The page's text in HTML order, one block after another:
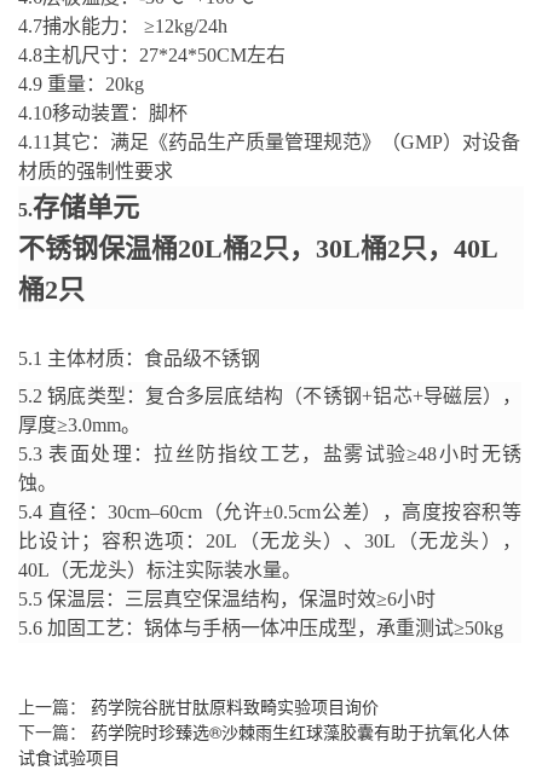
4.7捕水能力：
≥12kg/24h
4.8主机尺寸： 27*24*50CM左右
4.9 重量： 20kg
4.10移动装置：脚杯
4.11其它： 满足《药品生产质量管理规范》（GMP）对设备
材质的强制性要求
5.存储单元
不锈钢保温桶20L桶2只， 30L桶2只， 40L
桶2只
5.1 主体材质：食品级不锈钢
5.2锅底类型：复合多层底结构（不锈钢+铝芯+导磁层），
厚度≥3.0mm。
5.3表面处理：拉丝防指纹工艺，盐雾试验≥48小时无锈
蚀。
5.4 直径：30cm–60cm （允许±0.5cm公差），高度按容积等
比设计；容积选项： 20L （无龙头）、30L （无龙头），
40L （无龙头）标注实际装水量。
5.5 保温层：三层真空保温结构，保温时效≥6小时
5.6 加固工艺：锅体与手柄一体冲压成型，承重测试≥50kg
上一篇： 药学院谷胱甘肽原料致畸实验项目询价
下一篇： 药学院时珍臻选®沙棘雨生红球藻胶囊有助于抗氧化人体
试食试验项目